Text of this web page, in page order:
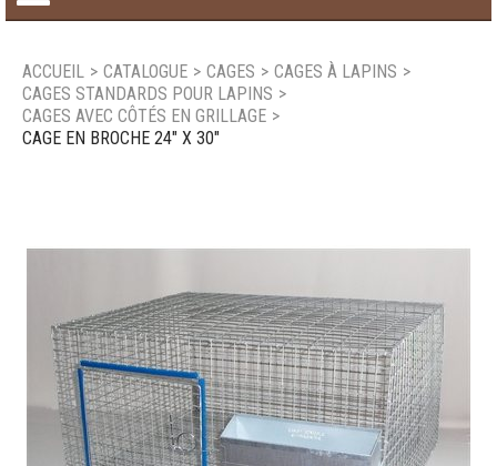
Catalogue de produit
Nouveaux produits
Nous joindre
ACCUEIL > CATALOGUE > CAGES > CAGES À LAPINS >
CAGES STANDARDS POUR LAPINS >
CAGES AVEC CÔTÉS EN GRILLAGE >
CAGE EN BROCHE 24" X 30"